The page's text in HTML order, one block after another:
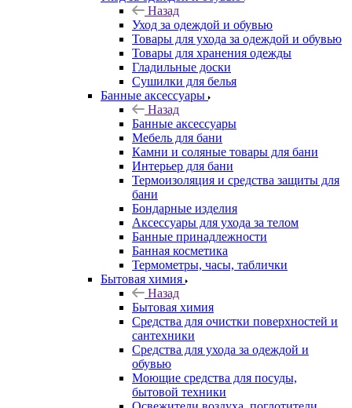
Назад
Уход за одеждой и обувью
Товары для ухода за одеждой и обувью
Товары для хранения одежды
Гладильные доски
Сушилки для белья
Банные аксессуары
Назад
Банные аксессуары
Мебель для бани
Камни и соляные товары для бани
Интерьер для бани
Термоизоляция и средства защиты для
бани
Бондарные изделия
Аксеcсуары для ухода за телом
Банные принадлежности
Банная косметика
Термометры, часы, таблички
Бытовая химия
Назад
Бытовая химия
Средства для очистки поверхностей и
сантехники
Средства для ухода за одеждой и
обувью
Моющие средства для посуды,
бытовой техники